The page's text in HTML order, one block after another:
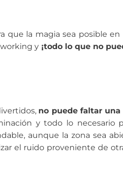
la magia sea posible en
y ¡todo lo que no
no puede faltar
y todo lo necesario
aunque la zona sea
el ruido proveniente de